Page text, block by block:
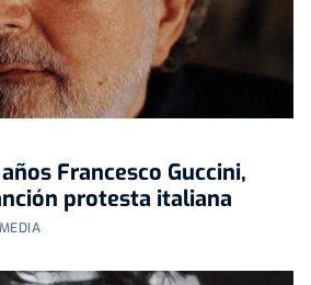
Francesco Guccini,
protesta italiana